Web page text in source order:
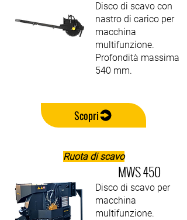
Disco di scavo con
nastro di carico per
macchina
multifunzione.
Profondità massima
540 mm.
Scopri
Ruota di scavo
MWS 450
Disco di scavo per
macchina
multifunzione.